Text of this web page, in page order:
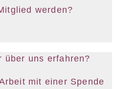
werden?
über uns erfahren?
mit einer Spende